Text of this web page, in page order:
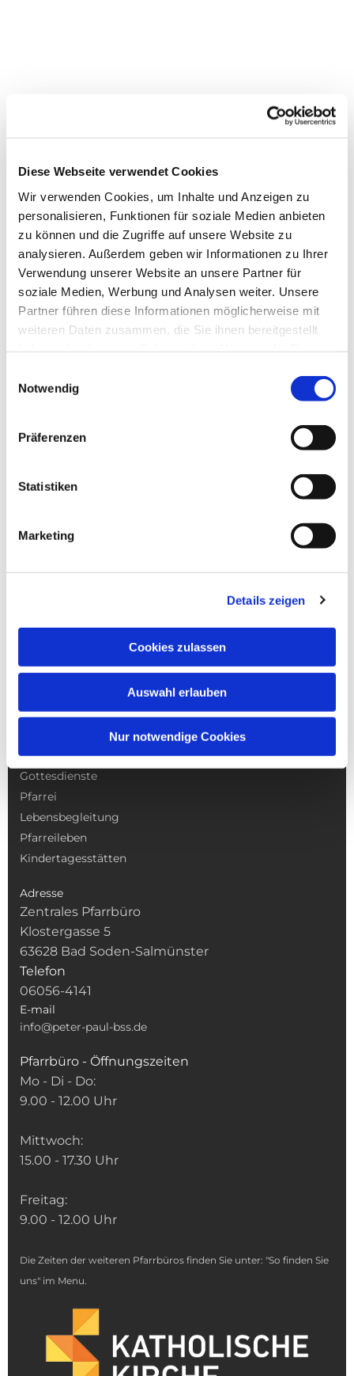
Diese Webseite verwendet Cookies
Wir verwenden Cookies, um Inhalte und Anzeigen zu
personalisieren, Funktionen für soziale Medien anbieten
zu können und die Zugriffe auf unsere Website zu
analysieren. Außerdem geben wir Informationen zu Ihrer
Verwendung unserer Website an unsere Partner für
soziale Medien, Werbung und Analysen weiter. Unsere
Partner führen diese Informationen möglicherweise mit
weiteren Daten zusammen, die Sie ihnen bereitgestellt
Notwendig
Präferenzen
Statistiken
Marketing
Details zeigen
Cookies zulassen
Auswahl erlauben
Nur notwendige Cookies
Dies könnte Sie auch
interessieren
NAVIGATION
Gottesdienste
Pfarrei
Lebensbegleitung
Pfarreileben
Kindertagesstätten
Adresse
Zentrales Pfarrbüro
Klostergasse 5
63628 Bad Soden-Salmünster
Telefon
06056-4141
E-mail
info@peter-paul-bss.de
Pfarrbüro - Öffnungszeiten
Mo - Di - Do:
9.00 - 12.00 Uhr
Mittwoch:
15.00 - 17.30 Uhr
Freitag:
9.00 - 12.00 Uhr
Die Zeiten der weiteren Pfarrbüros finden Sie unter: "So finden Sie
uns" im Menu.